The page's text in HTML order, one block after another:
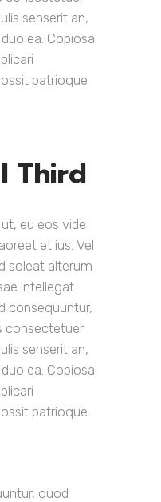
senserit an,
ea. Copiosa
patrioque
Third
eu eos vide
et ius. Vel
soleat alterum
intellegat
consequuntur,
consectetuer
senserit an,
ea. Copiosa
patrioque
quod